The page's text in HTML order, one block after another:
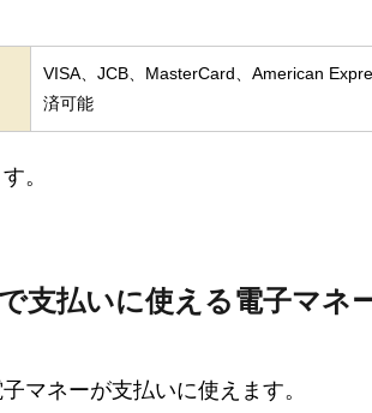
VISA、JCB、MasterCard、American
済可能
。
支払いに使える電子マネ
マネーが支払いに使えます。